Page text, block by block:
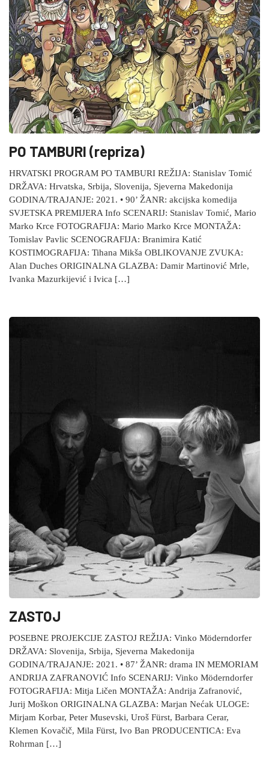
PO TAMBURI (repriza)
HRVATSKI PROGRAM PO TAMBURI REŽIJA: Stanislav Tomić
DRŽAVA: Hrvatska, Srbija, Slovenija, Sjeverna Makedonija
GODINA/TRAJANJE: 2021. • 90’ ŽANR: akcijska komedija
SVJETSKA PREMIJERA Info SCENARIJ: Stanislav Tomić, Mario
Marko Krce FOTOGRAFIJA: Mario Marko Krce MONTAŽA:
Tomislav Pavlic SCENOGRAFIJA: Branimira Katić
KOSTIMOGRAFIJA: Tihana Mikša OBLIKOVANJE ZVUKA:
Alan Duches ORIGINALNA GLAZBA: Damir Martinović Mrle,
Ivanka Mazurkijević i Ivica […]
ZASTOJ
POSEBNE PROJEKCIJE ZASTOJ REŽIJA: Vinko Möderndorfer
DRŽAVA: Slovenija, Srbija, Sjeverna Makedonija
GODINA/TRAJANJE: 2021. • 87’ ŽANR: drama IN MEMORIAM
ANDRIJA ZAFRANOVIĆ Info SCENARIJ: Vinko Möderndorfer
FOTOGRAFIJA: Mitja Ličen MONTAŽA: Andrija Zafranović,
Jurij Moškon ORIGINALNA GLAZBA: Marjan Nećak ULOGE:
Mirjam Korbar, Peter Musevski, Uroš Fürst, Barbara Cerar,
Klemen Kovačič, Mila Fürst, Ivo Ban PRODUCENTICA: Eva
Rohrman […]